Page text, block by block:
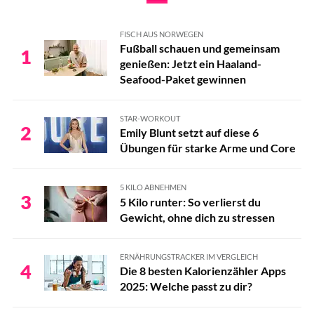
1
FISCH AUS NORWEGEN
Fußball schauen und gemeinsam
genießen: Jetzt ein Haaland-
Seafood-Paket gewinnen
2
STAR-WORKOUT
Emily Blunt setzt auf diese 6
Übungen für starke Arme und Core
3
5 KILO ABNEHMEN
5 Kilo runter: So verlierst du
Gewicht, ohne dich zu stressen
4
ERNÄHRUNGSTRACKER IM VERGLEICH
Die 8 besten Kalorienzähler Apps
2025: Welche passt zu dir?